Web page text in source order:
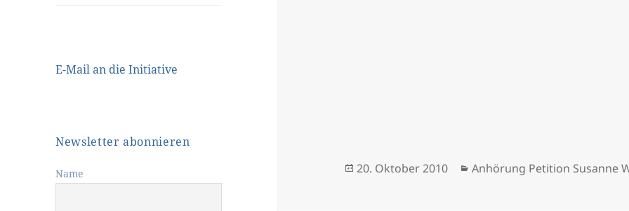
E-Mail an die Initiative
Newsletter abonnieren
Name
Veröffentlicht
20. Oktober 2010 Kategorien
Anhörung Petition Susanne